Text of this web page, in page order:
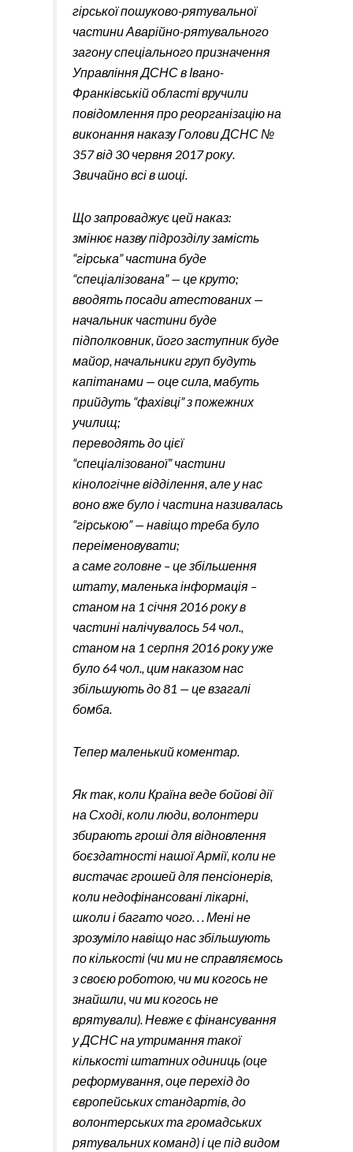
гірської пошуково-рятувальної
частини Аварійно-рятувального
загону спеціального призначення
Управління ДСНС в Івано-
Франківській області вручили
повідомлення про реорганізацію на
виконання наказу Голови ДСНС №
357 від 30 червня 2017 року.
Звичайно всі в шоці.
Що запроваджує цей наказ:
змінює назву підрозділу замість
“гірська” частина буде
“спеціалізована” — це круто;
вводять посади атестованих —
начальник частини буде
підполковник, його заступник буде
майор, начальники груп будуть
капітанами — оце сила, мабуть
прийдуть “фахівці” з пожежних
училищ;
переводять до цієї
“спеціалізованої” частини
кінологічне відділення, але у нас
воно вже було і частина називалась
“гірською” — навіщо треба було
переіменовувати;
а саме головне – це збільшення
штату, маленька інформація –
станом на 1 січня 2016 року в
частині налічувалось 54 чол.,
станом на 1 серпня 2016 року уже
було 64 чол., цим наказом нас
збільшують до 81 — це взагалі
бомба.
Тепер маленький коментар.
Як так, коли Країна веде бойові дії
на Сході, коли люди, волонтери
збирають гроші для відновлення
боєздатності нашої Армії, коли не
вистачає грошей для пенсіонерів,
коли недофінансовані лікарні,
школи і багато чого. . . Мені не
зрозуміло навіщо нас збільшують
по кількості (чи ми не справляємось
з своєю роботою, чи ми когось не
знайшли, чи ми когось не
врятували). Невже є фінансування
у ДСНС на утримання такої
кількості штатних одиниць (оце
реформування, оце перехід до
європейських стандартів, до
волонтерських та громадських
рятувальних команд) і це під видом